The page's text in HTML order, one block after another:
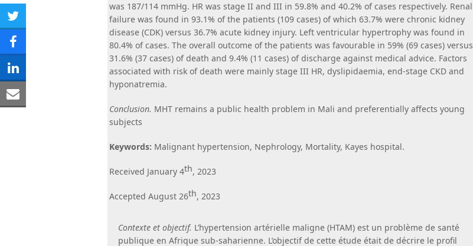
was 187/114 mmHg. HR was stage II and III in 59.8% and 40.2% of cases respectively. Renal
failure was found in 93.1% of the patients (109 cases) of which 63.7% were chronic kidney
disease (CDK) versus 36.7% acute kidney injury. Left ventricular hypertrophy was found in
80.4% of cases. The overall outcome of the patients was favourable in 59% (69 cases) versus
31.6% (37 cases) of death and 9.4% (11 cases) of discharge against medical advice. Factors
associated with risk of death were mainly stage III HR, dyslipidaemia, end-stage CKD and
hyponatremia.
Conclusion. MHT remains a public health problem in Mali and preferentially affects young
subjects
Keywords: Malignant hypertension, Nephrology, Mortality, Kayes hospital.
Received January 4th, 2023
Accepted August 26th, 2023
Contexte et objectif. L’hypertension artérielle maligne (HTAM) est un problème de santé
publique en Afrique sub-saharienne. L’objectif de cette étude était de décrire le profil
Share
on
Twitter
Share
on
Facebook
Share
on
Share